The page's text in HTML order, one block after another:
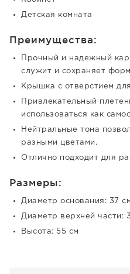
Детская комната
Преимущества:
Прочный и надежный
служит и сохраняет
Крышка с отверстием
Привлекательный
использоваться как
Нейтральные тона
разными цветами.
Отлично подходит для
Размеры:
Диаметр основания: 37
Диаметр верхней части:
Высота: 55 см